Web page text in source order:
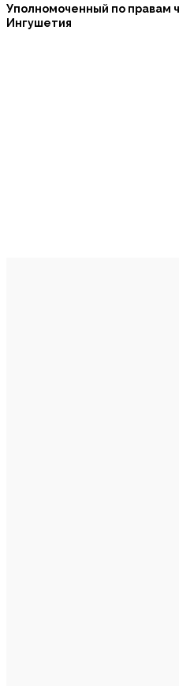
Уполномоченный по правам
Ингушетия